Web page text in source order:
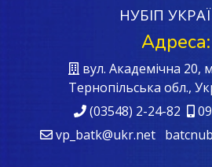
НУБІП
Адреса:
вул. Академічна 20,
Тернопільська обл.,
(03548) 2-24-82
vp_batk@ukr.net